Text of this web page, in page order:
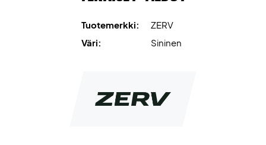
Tuotemerkki:
ZERV
Väri:
Sininen